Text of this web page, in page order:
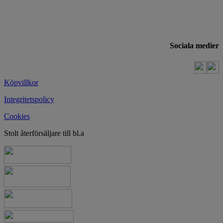
Sociala medier
Köpvillkor
Integritetspolicy
Cookies
Stolt återförsäljare till bl.a